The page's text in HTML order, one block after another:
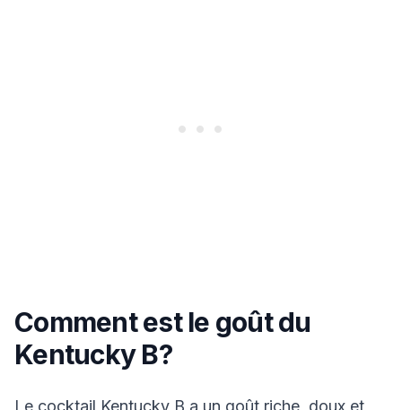
Comment est le goût du
Kentucky B?
Le cocktail Kentucky B a un goût riche, doux et